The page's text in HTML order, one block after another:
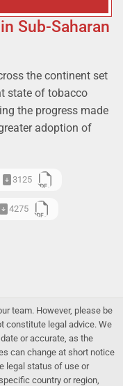
Sub-Saharan
the continent set
state of tobacco
the progress made
adoption of
3125
4275
team. However, please be
constitute legal advice. We
or accurate, as the
can change at short notice
legal status of use or
country or region,